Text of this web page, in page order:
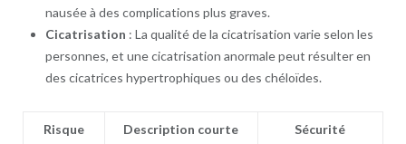
nausée à des complications plus graves.
Cicatrisation : La qualité de la cicatrisation varie selon les
personnes, et une cicatrisation anormale peut résulter en
des cicatrices hypertrophiques ou des chéloïdes.
Risque Description courte Sécurité